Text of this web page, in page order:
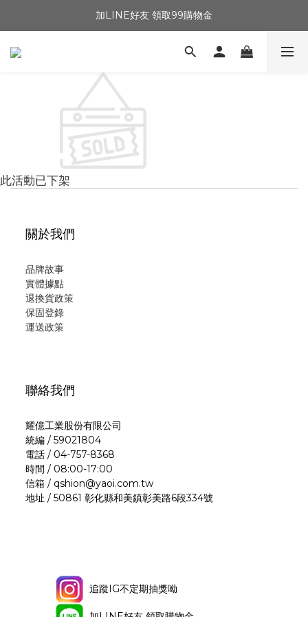
加LINE好友 領取99購物金
此活動已下架
關於我們
品牌故事
實體據點
退換貨政策
保固登錄
運送政策
聯絡我們
耀億工業股份有限公司
統編 / 59021804
電話 / 04-757-8368
時間 / 08:00-17:00
信箱 / qshion@yaoi.com.tw
地址 / 50861 彰化縣和美鎮彰美路6段334號
追蹤IG不定期抽獎呦